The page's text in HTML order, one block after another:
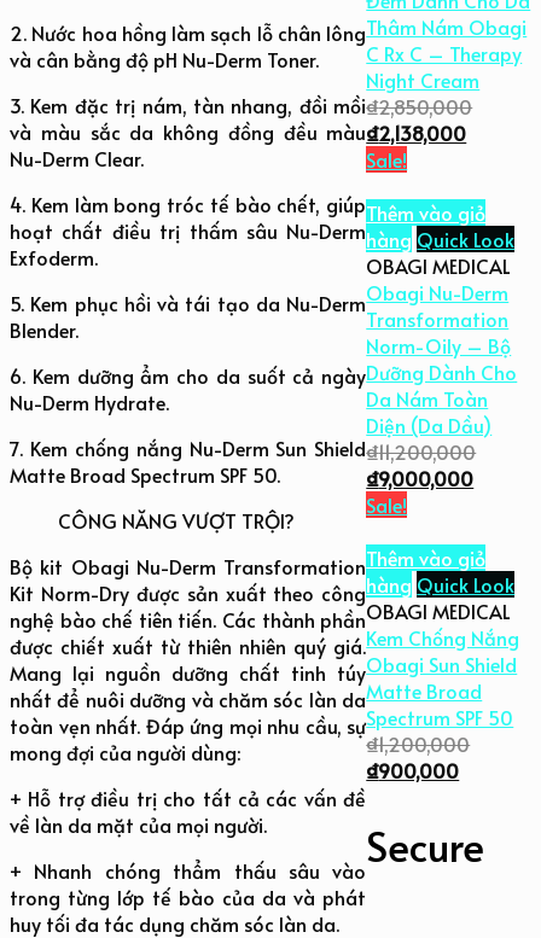
2. Nước hoa hồng làm sạch lỗ chân lông
và cân bằng độ pH Nu-Derm Toner.
3. Kem đặc trị nám, tàn nhang, đồi mồi
và màu sắc da không đồng đều màu
Nu-Derm Clear.
4. Kem làm bong tróc tế bào chết, giúp
hoạt chất điều trị thấm sâu Nu-Derm
Exfoderm.
5. Kem phục hồi và tái tạo da Nu-Derm
Blender.
6. Kem dưỡng ẩm cho da suốt cả ngày
Nu-Derm Hydrate.
7. Kem chống nắng Nu-Derm Sun Shield
Matte Broad Spectrum SPF 50.
CÔNG NĂNG VƯỢT TRỘI?
Bộ kit Obagi Nu-Derm Transformation
Kit Norm-Dry được sản xuất theo công
nghệ bào chế tiên tiến. Các thành phần
được chiết xuất từ thiên nhiên quý giá.
Mang lại nguồn dưỡng chất tinh túy
nhất để nuôi dưỡng và chăm sóc làn da
toàn vẹn nhất. Đáp ứng mọi nhu cầu, sự
mong đợi của người dùng:
+ Hỗ trợ điều trị cho tất cả các vấn đề
về làn da mặt của mọi người.
+ Nhanh chóng thẩm thấu sâu vào
trong từng lớp tế bào của da và phát
huy tối đa tác dụng chăm sóc làn da.
Thâm Nám Obagi
C Rx C – Therapy
Night Cream
₫2,850,000
₫2,138,000
Sale!
Thêm vào giỏ
hàng Quick Look
OBAGI MEDICAL
Obagi Nu-Derm
Transformation
Norm-Oily – Bộ
Dưỡng Dành Cho
Da Nám Toàn
Diện (Da Dầu)
₫11,200,000
₫9,000,000
Sale!
Thêm vào giỏ
hàng Quick Look
OBAGI MEDICAL
Kem Chống Nắng
Obagi Sun Shield
Matte Broad
Spectrum SPF 50
₫1,200,000
₫900,000
Secure